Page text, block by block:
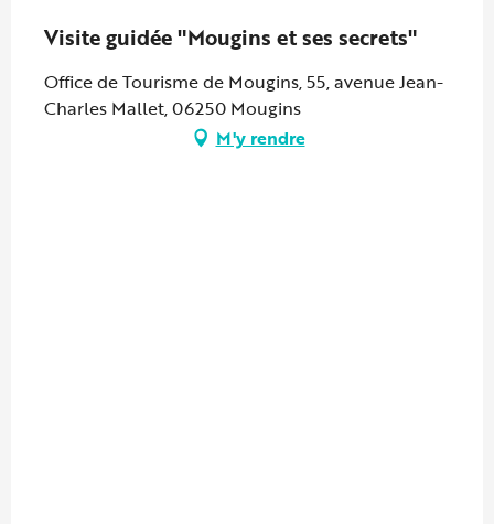
Visite guidée "Mougins et ses secrets"
Office de Tourisme de Mougins, 55, avenue Jean-
Charles Mallet, 06250 Mougins
M'y rendre